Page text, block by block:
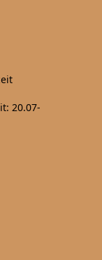
20.07-